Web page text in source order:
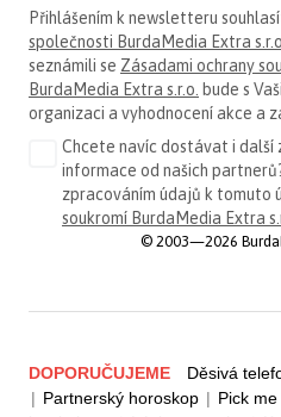
Přihlášením k newsletteru
společnosti BurdaMedia Extra
seznámili se Zásadami ochrany
BurdaMedia Extra s.r.o. bude s
organizaci a vyhodnocení akce a
Chcete navíc dostávat i další
informace od našich
zpracováním údajů k tomuto
soukromí BurdaMedia Extra
© 2003—2026
DOPORUČUJEME Děsivá
| Partnerský horoskop | Pick